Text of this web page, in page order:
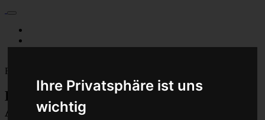
Ihre Privatsphäre ist uns
wichtig
Fahrzeugmarken
Baumaschine Turbolader Reparatur oder
Austauschgerät KVA